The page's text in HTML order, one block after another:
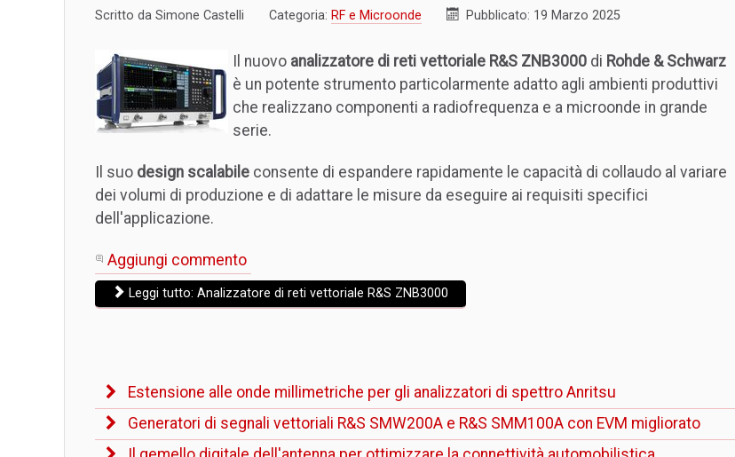
Scritto da Simone Castelli Categoria: RF e Microonde Pubblicato: 19 Marzo 2025
Il nuovo analizzatore di reti vettoriale R&S ZNB3000 di Rohde & Schwarz
è un potente strumento particolarmente adatto agli ambienti produttivi
che realizzano componenti a radiofrequenza e a microonde in grande
serie.
Il suo design scalabile consente di espandere rapidamente le capacità di collaudo al variare
dei volumi di produzione e di adattare le misure da eseguire ai requisiti specifici
dell'applicazione.
Aggiungi commento
Leggi tutto: Analizzatore di reti vettoriale R&S ZNB3000
Estensione alle onde millimetriche per gli analizzatori di spettro Anritsu
Generatori di segnali vettoriali R&S SMW200A e R&S SMM100A con EVM migliorato